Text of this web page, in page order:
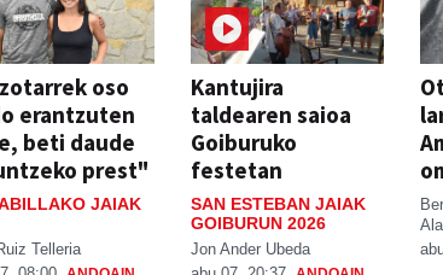
oso
erantzuten
beti daude
prest"
JAIAK
Telleria
Kantujira
taldearen saioa
Goiburuko
festetan
SAN ESTEBAN JAIAK
GOIBURUN 2026
Jon Ander Ubeda